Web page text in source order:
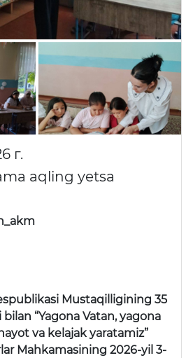
г.
aqling yetsa
Mustaqilligining 35
“Yagona Vatan, yagona
va kelajak yaratamiz”
Mahkamasining 2026-yil 3-